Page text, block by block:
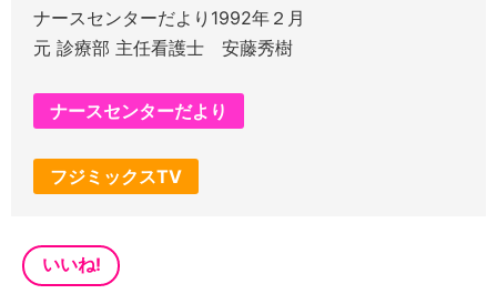
ナースセンターだより1992年２月
元 診療部 主任看護士 安藤秀樹
ナースセンターだより
フジミックスTV
いいね!